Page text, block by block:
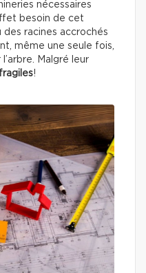
nécessaires
besoin de cet
des racines accrochés
même une seule fois,
Malgré leur
fragiles!